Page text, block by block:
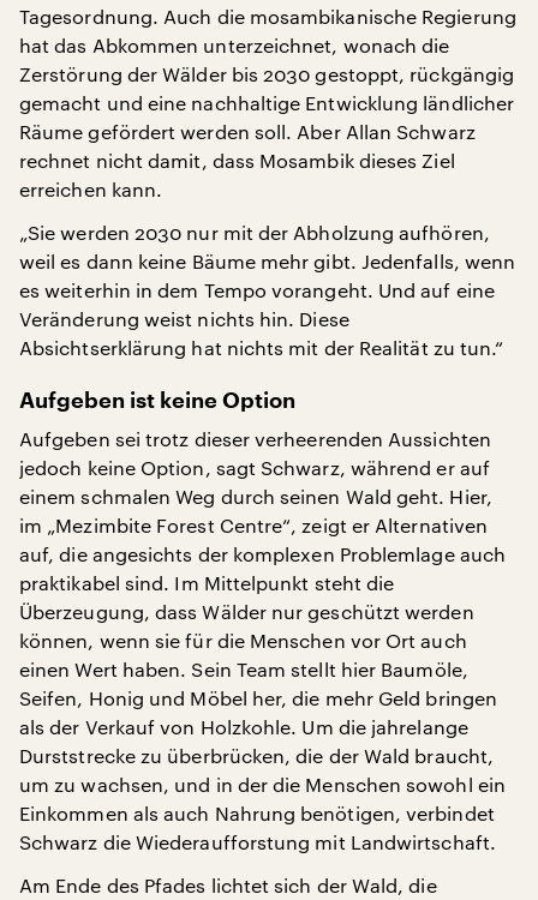
Tagesordnung. Auch die mosambikanische Regierung
hat das Abkommen unterzeichnet, wonach die
Zerstörung der Wälder bis 2030 gestoppt, rückgängig
gemacht und eine nachhaltige Entwicklung ländlicher
Räume gefördert werden soll. Aber Allan Schwarz
rechnet nicht damit, dass Mosambik dieses Ziel
erreichen kann.
„Sie werden 2030 nur mit der Abholzung aufhören,
weil es dann keine Bäume mehr gibt. Jedenfalls, wenn
es weiterhin in dem Tempo vorangeht. Und auf eine
Veränderung weist nichts hin. Diese
Absichtserklärung hat nichts mit der Realität zu tun.“
Aufgeben ist keine Option
Aufgeben sei trotz dieser verheerenden Aussichten
jedoch keine Option, sagt Schwarz, während er auf
einem schmalen Weg durch seinen Wald geht. Hier,
im „Mezimbite Forest Centre“, zeigt er Alternativen
auf, die angesichts der komplexen Problemlage auch
praktikabel sind. Im Mittelpunkt steht die
Überzeugung, dass Wälder nur geschützt werden
können, wenn sie für die Menschen vor Ort auch
einen Wert haben. Sein Team stellt hier Baumöle,
Seifen, Honig und Möbel her, die mehr Geld bringen
als der Verkauf von Holzkohle. Um die jahrelange
Durststrecke zu überbrücken, die der Wald braucht,
um zu wachsen, und in der die Menschen sowohl ein
Einkommen als auch Nahrung benötigen, verbindet
Schwarz die Wiederaufforstung mit Landwirtschaft.
Am Ende des Pfades lichtet sich der Wald, die